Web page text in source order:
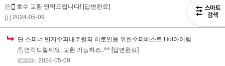
호수 교환 연락드립니다![답변완료]
jj | 2024-05-09
딘 스피너 반지수퍼내추럴의 히로인을 위한수퍼베스트 Hot아이템
연락드릴께요. 교환 가능하죠..^^ [답변완료]
| 2024-05-09